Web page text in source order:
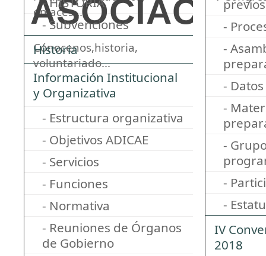
enlaces...
ASOCIACIÓN
Cónocenos,historia,
voluntariado...
- Subvenciones
Historia
Información Institucional
y Organizativa
- Estructura organizativa
- Objetivos ADICAE
- Servicios
- Funciones
- Normativa
- Reuniones de Órganos
de Gobierno
-
-
-
-
-
-
-
IV
2018